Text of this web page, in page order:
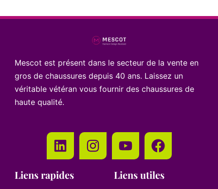
Mescot est présent dans le secteur de la vente en
gros de chaussures depuis 40 ans. Laissez un
véritable vétéran vous fournir des chaussures de
haute qualité.
Liens rapides Liens utiles